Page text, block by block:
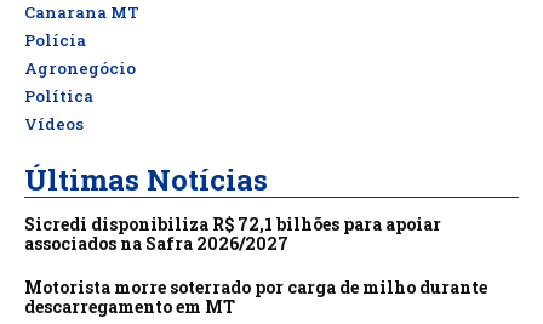
Canarana MT
Polícia
Agronegócio
Política
Vídeos
Últimas Notícias
Sicredi disponibiliza R$ 72,1 bilhões para apoiar
associados na Safra 2026/2027
Motorista morre soterrado por carga de milho durante
descarregamento em MT